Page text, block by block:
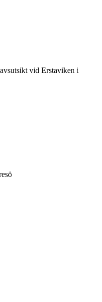
vid Erstaviken i